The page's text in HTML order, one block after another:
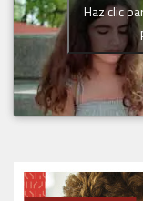
Haz clic